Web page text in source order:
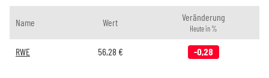
Name Wert Veränderung
Heute in %
RWE 56,28 € -0,28